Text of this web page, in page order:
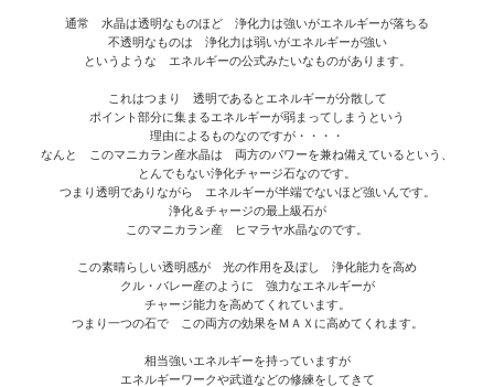
通常 水晶は透明なものほど 浄化力は強いがエネルギーが落ちる
不透明なものは 浄化力は弱いがエネルギーが強い
というような エネルギーの公式みたいなものがあります。
これはつまり 透明であるとエネルギーが分散して
ポイント部分に集まるエネルギーが弱まってしまうという
理由によるものなのですが・・・・
なんと このマニカラン産水晶は 両方のパワーを兼ね備えているという、
とんでもない浄化チャージ石なのです。
つまり透明でありながら エネルギーが半端でないほど強いんです。
浄化＆チャージの最上級石が
このマニカラン産 ヒマラヤ水晶なのです。
この素晴らしい透明感が 光の作用を及ぼし 浄化能力を高め
クル・バレー産のように 強力なエネルギーが
チャージ能力を高めてくれています。
つまり一つの石で この両方の効果をＭＡＸに高めてくれます。
相当強いエネルギーを持っていますが
エネルギーワークや武道などの修練をしてきて